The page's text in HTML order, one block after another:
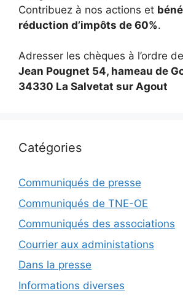
Contribuez à nos actions et
réduction d’impôts de 60%.
Adresser les chèques à l’ordre de
Jean Pougnet 54, hameau de
34330 La Salvetat sur Agout
Catégories
Communiqués de presse
Communiqués de TNE-OE
Communiqués des associations
Courrier aux administations
Dans la presse
Informations diverses